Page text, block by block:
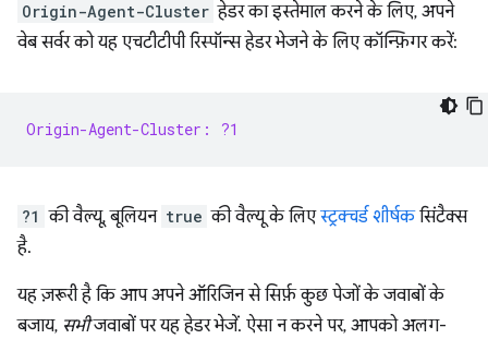
Origin-Agent-Cluster हेडर का इस्तेमाल करने के लिए, अपने
वेब सर्वर को यह एचटीटीपी रिस्पॉन्स हेडर भेजने के लिए कॉन्फ़िगर करें:
Origin-Agent-Cluster: ?1
?1 की वैल्यू, बूलियन true की वैल्यू के लिएस्ट्रक्चर्ड शीर्षकसिंटैक्स
है.
यह ज़रूरी है कि आप अपने ऑरिजिन से सिर्फ़ कुछ पेजों के जवाबों के
बजाय, सभीजवाबों पर यह हेडर भेजें. ऐसा न करने पर, आपको अलग-